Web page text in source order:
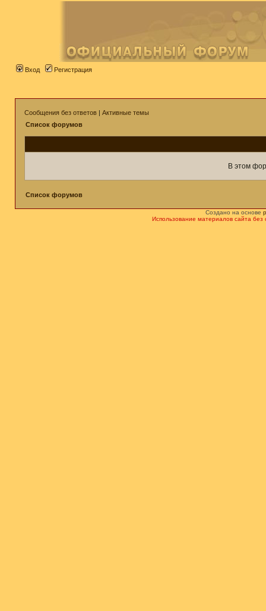
Вход Регистрация
Сообщения без ответов | Активные темы
Список форумов
В этом
Список форумов
Создано на основе
Использование материалов сайта